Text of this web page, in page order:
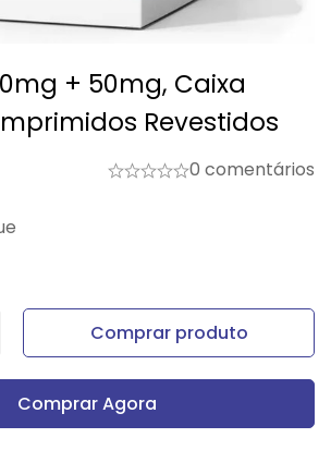
+ 50mg, Caixa
Revestidos
0 comentários
Comprar produto
Comprar Agora